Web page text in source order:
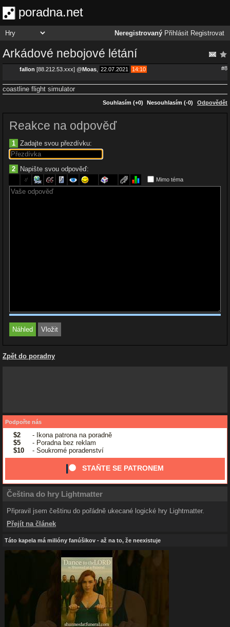
poradna.net
Neregistrovaný Přihlásit Registrovat
Arkádové nebojové létání
fallon [88.212.53.xxx] @Moas 22.07.2021 14:10 #8
coastline flight simulator
Souhlasím (+0) Nesouhlasím (-0) Odpovědět
Reakce na odpověď
1 Zadajte svou přezdívku:
2 Napište svou odpověď:
Mimo téma
Zpět do poradny
Podpořte nás
$2
- Ikona patrona na poradně
$5
- Poradna bez reklam
$10
- Soukromé poradenství
STAŇTE SE PATRONEM
Čeština do hry Lightmatter
Připravil jsem češtinu do pořádně ukecané logické hry Lightmatter.
Přejít na článek
Táto kapela má milióny fanúšikov - až na to, že neexistuje